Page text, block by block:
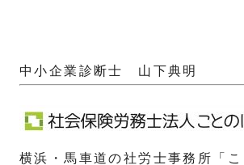
中小企業診断士 山下典明
横浜・馬車道の社労士事務所「こ